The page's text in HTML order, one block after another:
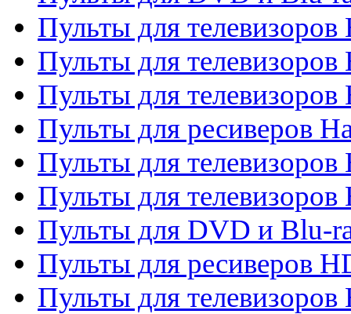
Пульты для телевизоров
Пульты для телевизоров
Пульты для
Пульты для ресиверов
Пульты для телевизоров
Пульты для телевизоров
Пульты для DVD и Blu-
Пульты для ресиверов
Пульты для